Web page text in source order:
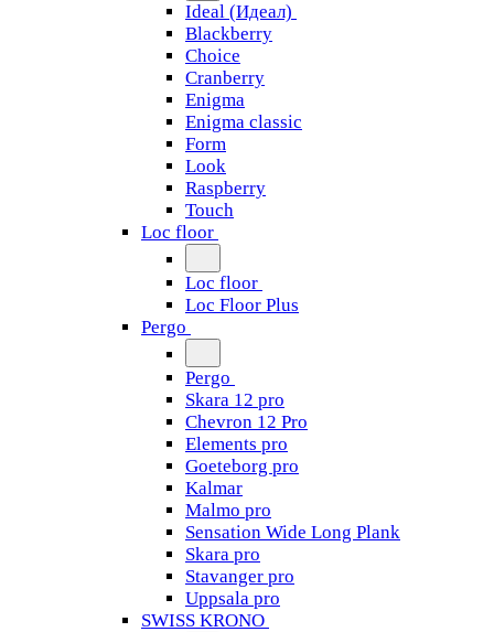
Ideal (Идеал)
Blackberry
Choice
Cranberry
Enigma
Enigma classic
Form
Look
Raspberry
Touch
Loc floor
Loc floor
Loc Floor Plus
Pergo
Pergo
Skara 12 pro
Chevron 12 Pro
Elements pro
Goeteborg pro
Kalmar
Malmo pro
Sensation Wide Long Plank
Skara pro
Stavanger pro
Uppsala pro
SWISS KRONO